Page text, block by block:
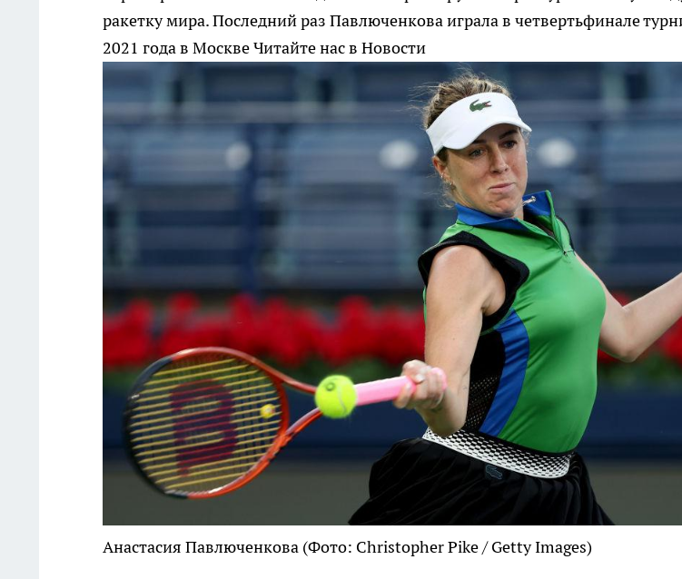
ракетку мира. Последний раз Павлюченкова играла в четвертьфинале
2021 года в МосквеЧитайте нас в Новости
Анастасия Павлюченкова (Фото: Christopher Pike / Getty Images)